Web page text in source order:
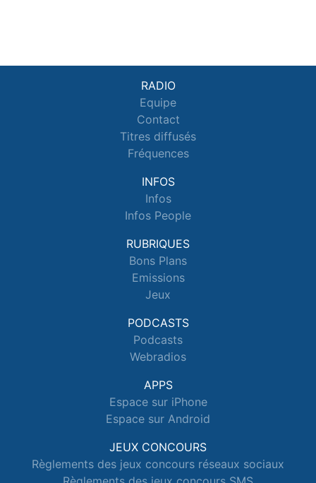
RADIO
Equipe
Contact
Titres diffusés
Fréquences
INFOS
Infos
Infos People
RUBRIQUES
Bons Plans
Emissions
Jeux
PODCASTS
Podcasts
Webradios
APPS
Espace sur iPhone
Espace sur Android
JEUX CONCOURS
Règlements des jeux concours réseaux sociaux